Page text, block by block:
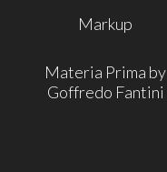
Markup
Materia Prima by
Goffredo Fantini